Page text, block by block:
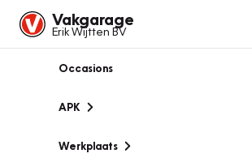
Vakgarage
Erik Wijtten BV
Occasions
APK
Werkplaats